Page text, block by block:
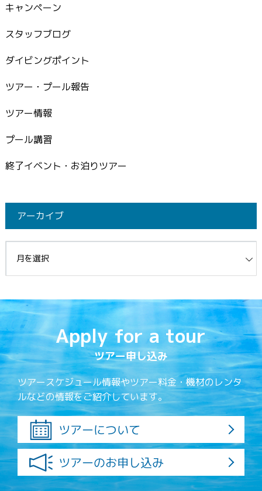
キャンペーン
スタッフブログ
ダイビングポイント
ツアー・プール報告
ツアー情報
プール講習
終了イベント・お泊りツアー
アーカイブ
Apply for a tour
ツアー申し込み
ツアースケジュール情報やツアー料金・機材のレンタ
ルなどの情報をご紹介しています。
ツアーについて
ツアーのお申し込み